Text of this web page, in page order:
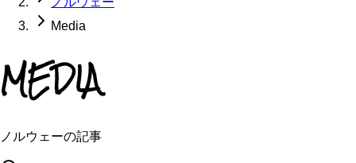
Media
MEDIA
ノルウェーの記事